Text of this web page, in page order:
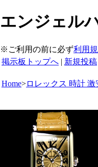
エンジェル
※ご利用の前に必ず利用
掲示板トップへ | 新規投稿
Home>ロレックス 時計 激